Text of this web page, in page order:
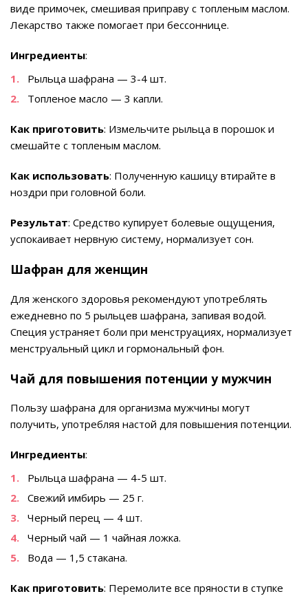
виде примочек, смешивая приправу с топленым маслом.
Лекарство также помогает при бессоннице.
Ингредиенты:
Рыльца шафрана — 3-4 шт.
Топленое масло — 3 капли.
Как приготовить: Измельчите рыльца в порошок и
смешайте с топленым маслом.
Как использовать: Полученную кашицу втирайте в
ноздри при головной боли.
Результат: Средство купирует болевые ощущения,
успокаивает нервную систему, нормализует сон.
Шафран для женщин
Для женского здоровья рекомендуют употреблять
ежедневно по 5 рыльцев шафрана, запивая водой.
Специя устраняет боли при менструациях, нормализует
менструальный цикл и гормональный фон.
Чай для повышения потенции у мужчин
Пользу шафрана для организма мужчины могут
получить, употребляя настой для повышения потенции.
Ингредиенты:
Рыльца шафрана — 4-5 шт.
Свежий имбирь — 25 г.
Черный перец — 4 шт.
Черный чай — 1 чайная ложка.
Вода — 1,5 стакана.
Как приготовить: Перемолите все пряности в ступке